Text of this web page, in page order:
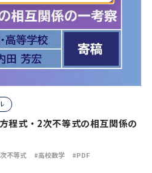
程式・2次不等式の相互関係の
不等式 高校数学 PDF